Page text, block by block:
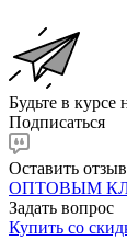
Будьте в
Подписаться
Оставить отзыв
ОПТОВЫМ
Задать вопрос
Купить со